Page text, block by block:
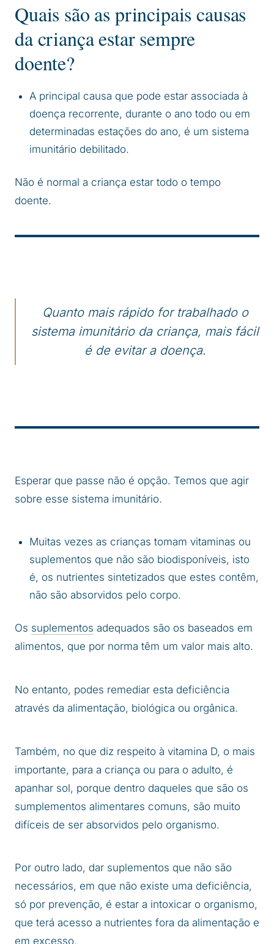
Quais são as principais causas
da criança estar sempre
doente?
A principal causa que pode estar associada à
doença recorrente, durante o ano todo ou em
determinadas estações do ano, é um sistema
imunitário debilitado.
Não é normal a criança estar todo o tempo
doente.
Quanto mais rápido for trabalhado o
sistema imunitário da criança, mais fácil
é de evitar a doença.
Esperar que passe não é opção. Temos que agir
sobre esse sistema imunitário.
Muitas vezes as crianças tomam vitaminas ou
suplementos que não são biodisponíveis, isto
é, os nutrientes sintetizados que estes contêm,
não são absorvidos pelo corpo.
Os suplementos adequados são os baseados em
alimentos, que por norma têm um valor mais alto.
No entanto, podes remediar esta deficiência
através da alimentação, biológica ou orgânica.
Também, no que diz respeito à vitamina D, o mais
importante, para a criança ou para o adulto, é
apanhar sol, porque dentro daqueles que são os
sumplementos alimentares comuns, são muito
difíceis de ser absorvidos pelo organismo.
Por outro lado, dar suplementos que não são
necessários, em que não existe uma deficiência,
só por prevenção, é estar a intoxicar o organismo,
que terá acesso a nutrientes fora da alimentação e
em excesso.